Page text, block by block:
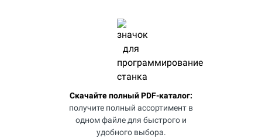
Скачайте полный PDF-каталог:
получите полный ассортимент в
одном файле для быстрого и
удобного выбора.